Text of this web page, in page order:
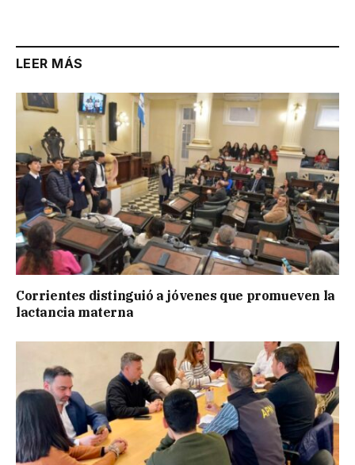
LEER MÁS
Corrientes distinguió a jóvenes que promueven la
lactancia materna